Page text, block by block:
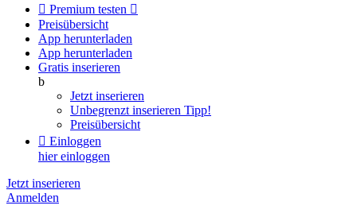
 Premium testen 
Preisübersicht
App herunterladen
App herunterladen
Gratis inserieren
b
Jetzt inserieren
Unbegrenzt inserieren Tipp!
Preisübersicht
 Einloggen
hier einloggen
Jetzt inserieren
Anmelden